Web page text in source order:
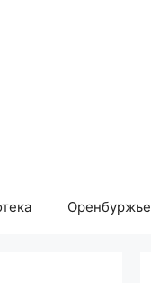
Оренбуржье